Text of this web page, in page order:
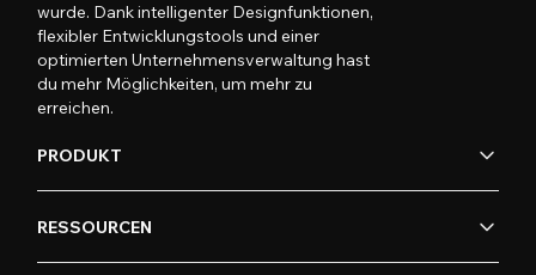
wurde. Dank intelligenter Designfunktionen,
flexibler Entwicklungstools und einer
optimierten Unternehmensverwaltung hast
du mehr Möglichkeiten, um mehr zu
erreichen.
PRODUKT
RESSOURCEN